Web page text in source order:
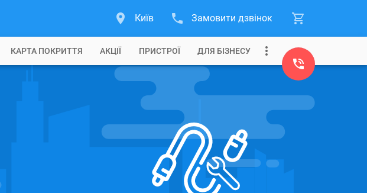
Київ Замовити дзвінок
КАРТА ПОКРИТТЯ АКЦІЇ ПРИСТРОЇ ДЛЯ БІЗНЕСУ